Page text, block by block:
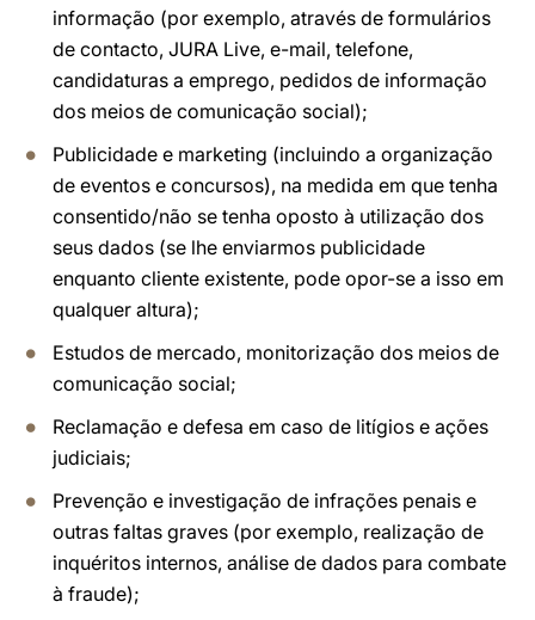
informação (por exemplo, através de formulários
de contacto, JURA Live, e-mail, telefone,
candidaturas a emprego, pedidos de informação
dos meios de comunicação social);
Publicidade e marketing (incluindo a organização
de eventos e concursos), na medida em que tenha
consentido/não se tenha oposto à utilização dos
seus dados (se lhe enviarmos publicidade
enquanto cliente existente, pode opor-se a isso em
qualquer altura);
Estudos de mercado, monitorização dos meios de
comunicação social;
Reclamação e defesa em caso de litígios e ações
judiciais;
Prevenção e investigação de infrações penais e
outras faltas graves (por exemplo, realização de
inquéritos internos, análise de dados para combate
à fraude);